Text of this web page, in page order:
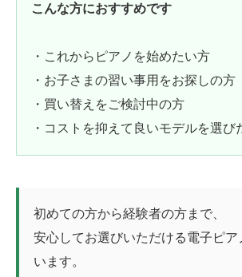
こんな方におすすめです
・これからピアノを始めたい方
・お子さまの習い事用をお探しの方
・買い替えをご検討中の方
・コストを抑えて良いモデルを選び
初めての方から経験者の方まで、
安心してお選びいただける電子ピア
います。